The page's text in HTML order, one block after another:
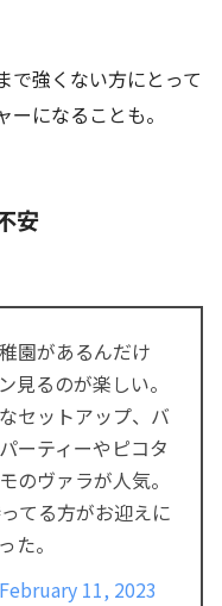
で強くない方にとって
になることも。
安
園があるんだけ
見るのが楽しい。
セットアップ、バ
ーティーやピコタ
のヴァラが人気。
てる方がお迎えに
た。
February 11, 2023